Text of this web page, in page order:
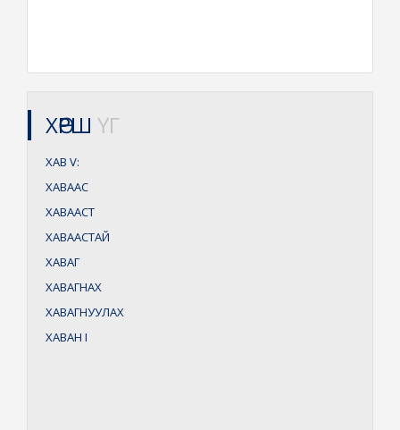
ХӨРШ ҮГ
ХАВ V:
ХАВААС
ХАВААСТ
ХАВААСТАЙ
ХАВАГ
ХАВАГНАХ
ХАВАГНУУЛАХ
ХАВАН I